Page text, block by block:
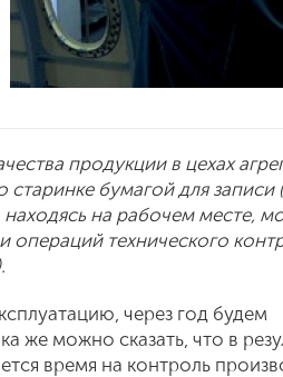
продукции в цехах
бумагой для записи
на рабочем месте,
технического
через год будем
же можно сказать, что в
время на контроль